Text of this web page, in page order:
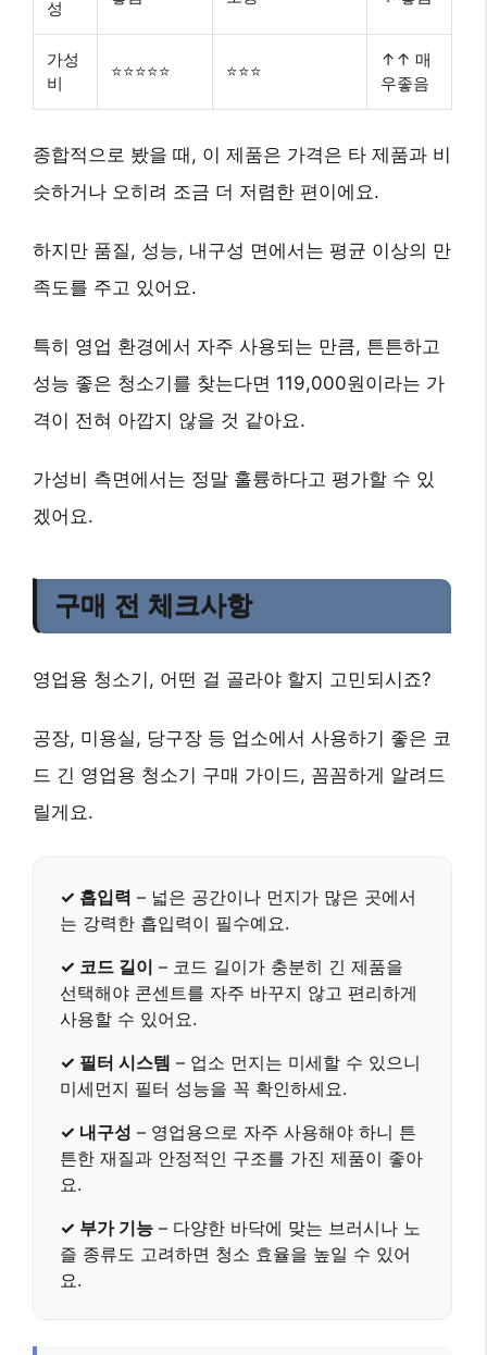
성
가성
비
⭐⭐⭐⭐⭐ ⭐⭐⭐
↑↑ 매
우좋음
종합적으로 봤을 때, 이 제품은 가격은 타 제품과 비
슷하거나 오히려 조금 더 저렴한 편이에요.
하지만 품질, 성능, 내구성 면에서는 평균 이상의 만
족도를 주고 있어요.
특히 영업 환경에서 자주 사용되는 만큼, 튼튼하고
성능 좋은 청소기를 찾는다면 119,000원이라는 가
격이 전혀 아깝지 않을 것 같아요.
가성비 측면에서는 정말 훌륭하다고 평가할 수 있
겠어요.
구매 전 체크사항
영업용 청소기, 어떤 걸 골라야 할지 고민되시죠?
공장, 미용실, 당구장 등 업소에서 사용하기 좋은 코
드 긴 영업용 청소기 구매 가이드, 꼼꼼하게 알려드
릴게요.
✓ 흡입력 – 넓은 공간이나 먼지가 많은 곳에서
는 강력한 흡입력이 필수예요.
✓ 코드 길이 – 코드 길이가 충분히 긴 제품을
선택해야 콘센트를 자주 바꾸지 않고 편리하게
사용할 수 있어요.
✓ 필터 시스템 – 업소 먼지는 미세할 수 있으니
미세먼지 필터 성능을 꼭 확인하세요.
✓ 내구성 – 영업용으로 자주 사용해야 하니 튼
튼한 재질과 안정적인 구조를 가진 제품이 좋아
요.
✓ 부가 기능 – 다양한 바닥에 맞는 브러시나 노
즐 종류도 고려하면 청소 효율을 높일 수 있어
요.